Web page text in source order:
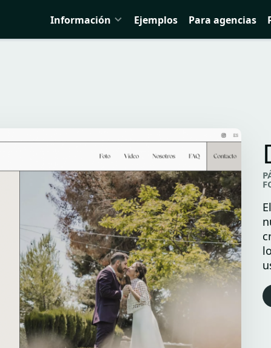
Información Ejemplos Para agencias